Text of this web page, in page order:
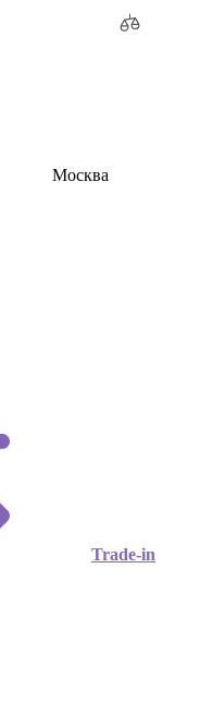
Москва
Trade-in